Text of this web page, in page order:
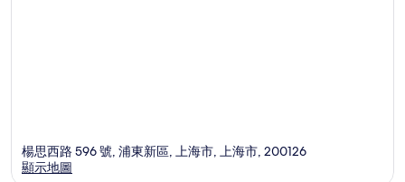
楊思西路 596 號, 浦東新區, 上海市, 上海市, 200126
顯示地圖